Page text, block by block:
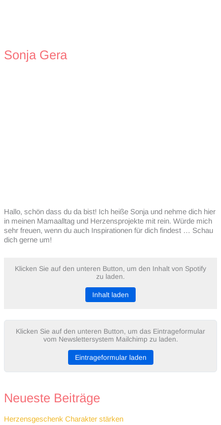
Sonja Gera
Hallo, schön dass du da bist! Ich heiße Sonja und nehme dich hier
in meinen Mamaalltag und Herzensprojekte mit rein. Würde mich
sehr freuen, wenn du auch Inspirationen für dich findest … Schau
dich gerne um!
Klicken Sie auf den unteren Button, um den Inhalt von Spotify
zu laden.
Inhalt laden
Klicken Sie auf den unteren Button, um das Eintrageformular
vom Newslettersystem Mailchimp zu laden.
Eintrageformular laden
Neueste Beiträge
Herzensgeschenk Charakter stärken